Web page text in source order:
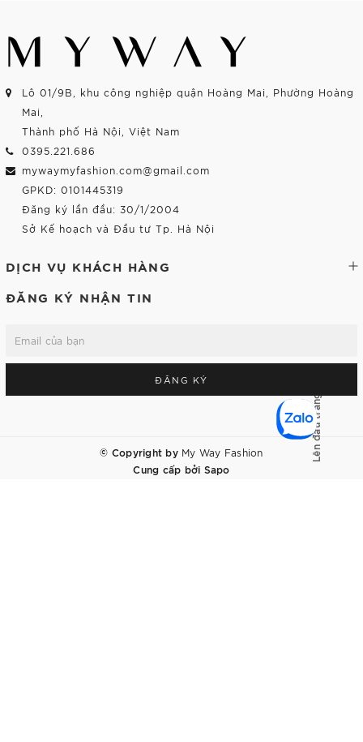
Lô 01/9B, khu công nghiệp quận Hoàng Mai, Phường Hoàng
Mai,
Thành phố Hà Nội, Việt Nam
0395.221.686
mywaymyfashion.com@gmail.com
GPKD: 0101445319
Đăng ký lần đầu: 30/1/2004
Sở Kế hoạch và Đầu tư Tp. Hà Nội
DỊCH VỤ KHÁCH HÀNG
ĐĂNG KÝ NHẬN TIN
ĐĂNG KÝ
© Copyright by My Way Fashion
Cung cấp bởi Sapo
Lên đầu trang